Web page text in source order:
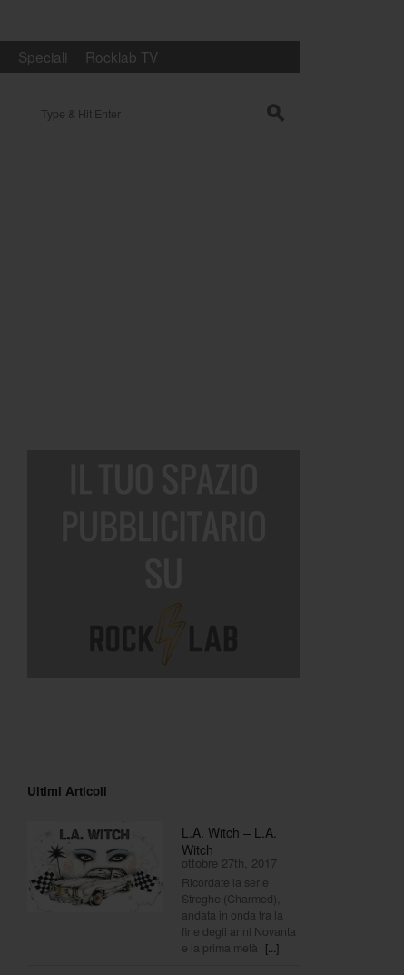
Speciali Rocklab TV
s
Ultimi Articoli
L.A. Witch – L.A.
Witch
ottobre 27th, 2017
Ricordate la serie
Streghe (Charmed),
andata in onda tra la
fine degli anni Novanta
e la prima metà [...]